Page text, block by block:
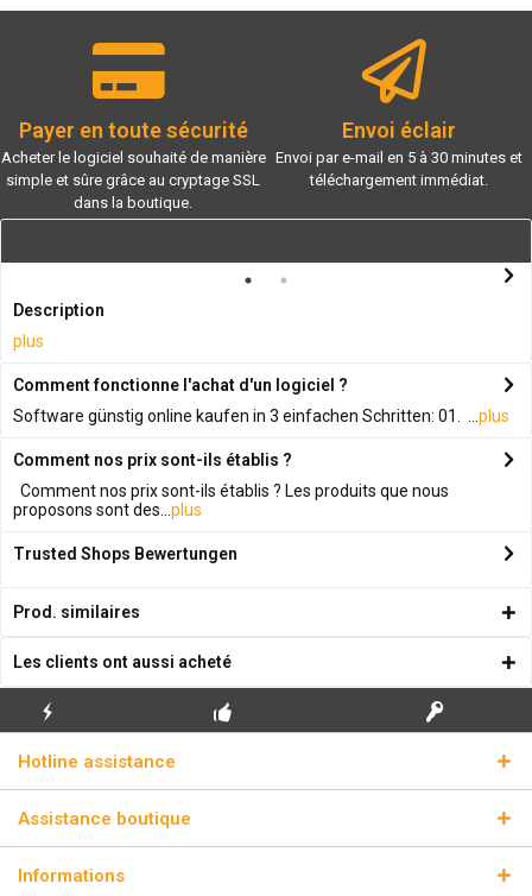
Payer en toute sécurité
Acheter le logiciel souhaité de manière
simple et sûre grâce au cryptage SSL
dans la boutique.
Envoi éclair
Envoi par e-mail en 5 à 30 minutes et
téléchargement immédiat.
Description
plus
Comment fonctionne l'achat d'un logiciel ?
Software günstig online kaufen in 3 einfachen Schritten: 01. ... plus
Comment nos prix sont-ils établis ?
Comment nos prix sont-ils établis ? Les produits que nous
proposons sont des... plus
Trusted Shops Bewertungen
Prod. similaires
Les clients ont aussi acheté
ÉCLAIR
Hotline assistance
Assistance boutique
Informations